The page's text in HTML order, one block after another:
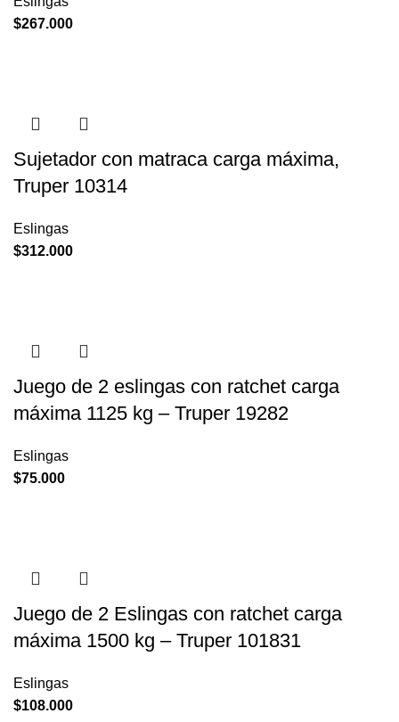
$267.000
Sujetador con matraca carga máxima,
Truper 10314
Eslingas
$312.000
Juego de 2 eslingas con ratchet carga
máxima 1125 kg – Truper 19282
Eslingas
$75.000
Juego de 2 Eslingas con ratchet carga
máxima 1500 kg – Truper 101831
Eslingas
$108.000